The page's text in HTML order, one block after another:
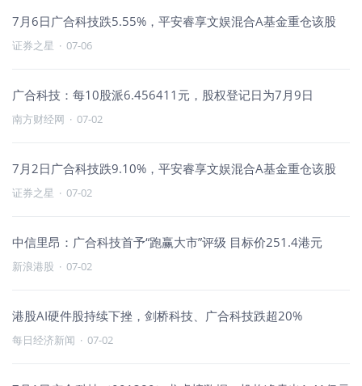
7月6日广合科技跌5.55%，平安睿享文娱混合A基金重仓该股
证券之星 · 07-06
广合科技：每10股派6.456411元，股权登记日为7月9日
南方财经网 · 07-02
7月2日广合科技跌9.10%，平安睿享文娱混合A基金重仓该股
证券之星 · 07-02
中信里昂：广合科技首予“跑赢大市”评级 目标价251.4港元
新浪港股 · 07-02
港股AI硬件股持续下挫，剑桥科技、广合科技跌超20%
每日经济新闻 · 07-02